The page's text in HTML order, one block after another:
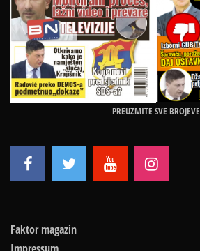
PREUZMITE SVE BROJEVE
Faktor magazin